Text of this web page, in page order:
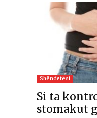
Shëndetësi
Si ta
stomakut